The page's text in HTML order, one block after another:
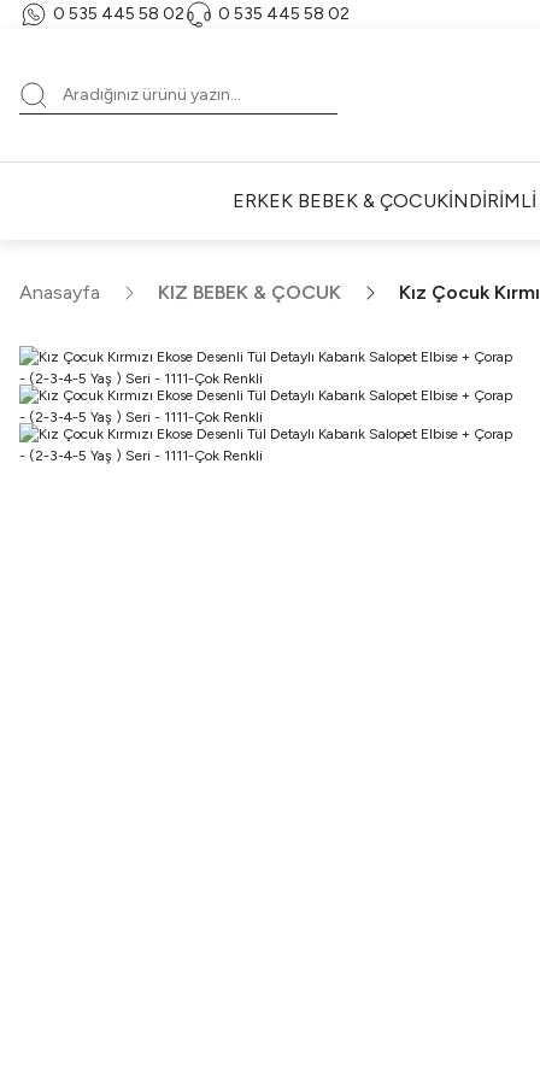
0 535 445 58 02‬ ‪0 535 445 58 02‬
ERKEK BEBEK & ÇOCUK
Anasayfa KIZ BEBEK & ÇOCUK Kız Çocuk